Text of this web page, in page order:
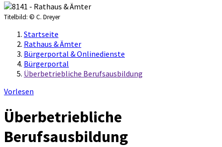
Titelbild: © C. Dreyer
Startseite
Rathaus & Ämter
Bürgerportal & Onlinedienste
Bürgerportal
Überbetriebliche Berufsausbildung
Vorlesen
Überbetriebliche
Berufsausbildung